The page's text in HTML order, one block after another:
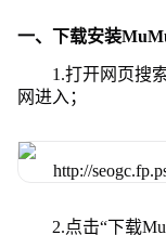
一、下载安装
1.打开网页搜
网进入；
2.点击“下载